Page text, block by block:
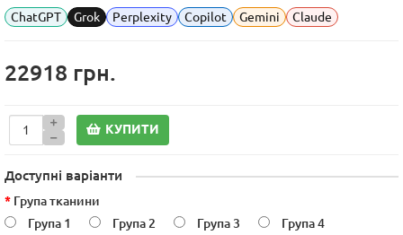
ChatGPT
Grok Perplexity Copilot Gemini Claude
22918 грн.
КУПИТИ
Доступні варіанти
Група тканини
Група 1
Група 2 Група 3
Група 4